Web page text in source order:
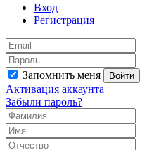
Вход
Регистрация
Запомнить меня Войти
Активация аккаунта
Забыли пароль?